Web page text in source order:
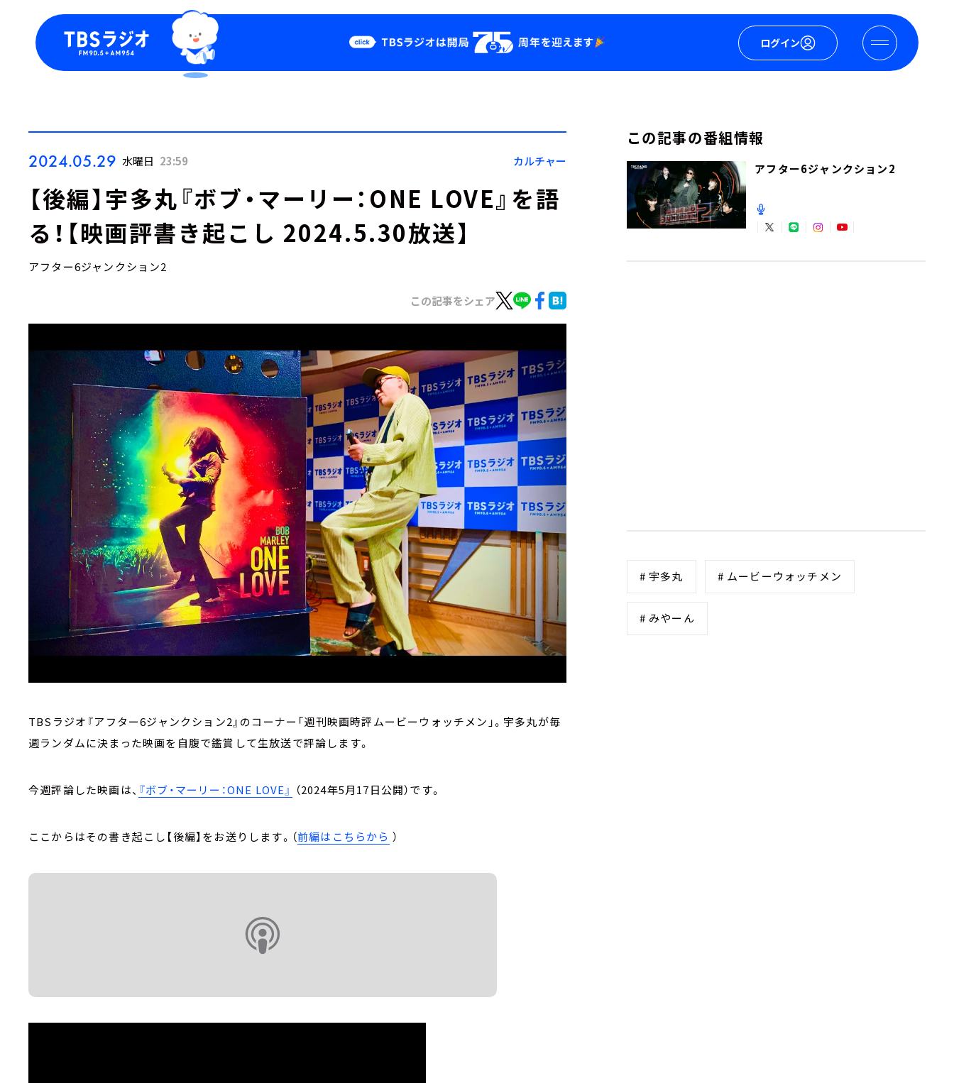
ログイン
Podcast
YouTube
2024.05.29 水曜日 23:59 カルチャー
【後編】宇多丸『ボブ・マーリー：ONE LOVE』を語
る！【映画評書き起こし 2024.5.30放送】
アフター6ジャンクション2
この記事をシェア
TBSラジオ『アフター6ジャンクション2』のコーナー「週刊映画時評ムービーウォッチメン」。宇多丸が毎
週ランダムに決まった映画を自腹で鑑賞して生放送で評論します。
今週評論した映画は、 『ボブ・マーリー：ONE LOVE』 （2024年5月17日公開）です。
ここからはその書き起こし【後編】をお送りします。（前編はこちらから ）
この記事の番組情報
アフター6ジャンクション2
# 宇多丸 # ムービーウォッチメン
# みやーん